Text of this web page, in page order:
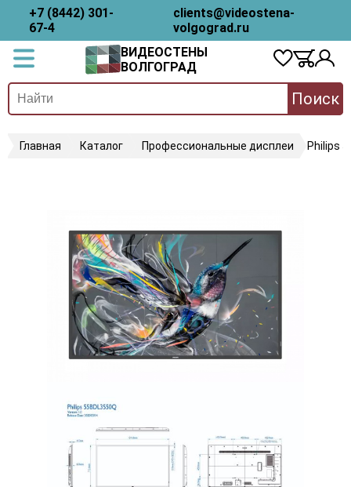
+7 (8442) 301-
67-4
clients@videostena-
volgograd.ru
ВИДЕОСТЕНЫ
ВОЛГОГРАД
Поиск
Главная Каталог Профессиональные дисплеи Philips